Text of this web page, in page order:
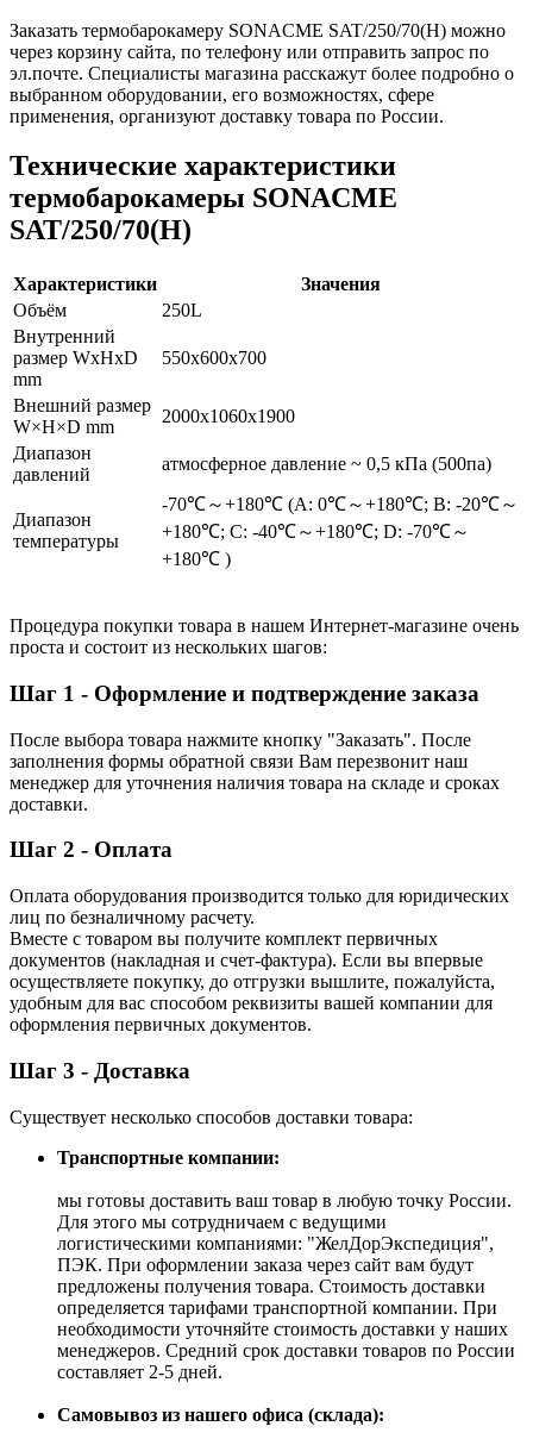
Заказать термобарокамеру SONACME SAT/250/70(H) можно
через корзину сайта, по телефону или отправить запрос по
эл.почте. Специалисты магазина расскажут более подробно о
выбранном оборудовании, его возможностях, сфере
применения, организуют доставку товара по России.
Технические характеристики
термобарокамеры SONACME
SAT/250/70(H)
Характеристики
Значения
Объём
250L
Внутренний
размер WxHxD
mm
550x600x700
Внешний размер
W×H×D mm
2000x1060x1900
Диапазон
давлений
атмосферное давление ~ 0,5 кПа (500па)
Диапазон
температуры
-70℃～+180℃ (A: 0℃～+180℃; B: -20℃～
+180℃; C: -40℃～+180℃; D: -70℃～
+180℃ )
Процедура покупки товара в нашем Интернет-магазине очень
проста и состоит из нескольких шагов:
Шаг 1 - Оформление и подтверждение заказа
После выбора товара нажмите кнопку "Заказать". После
заполнения формы обратной связи Вам перезвонит наш
менеджер для уточнения наличия товара на складе и сроках
доставки.
Шаг 2 - Оплата
Оплата оборудования производится только для юридических
лиц по безналичному расчету.
Вместе с товаром вы получите комплект первичных
документов (накладная и счет-фактура). Если вы впервые
осуществляете покупку, до отгрузки вышлите, пожалуйста,
удобным для вас способом реквизиты вашей компании для
оформления первичных документов.
Шаг 3 - Доставка
Существует несколько способов доставки товара:
Транспортные компании:
мы готовы доставить ваш товар в любую точку России.
Для этого мы сотрудничаем с ведущими
логистическими компаниями: "ЖелДорЭкспедиция",
ПЭК. При оформлении заказа через сайт вам будут
предложены получения товара. Стоимость доставки
определяется тарифами транспортной компании. При
необходимости уточняйте стоимость доставки у наших
менеджеров. Средний срок доставки товаров по России
составляет 2-5 дней.
Самовывоз из нашего офиса (склада):